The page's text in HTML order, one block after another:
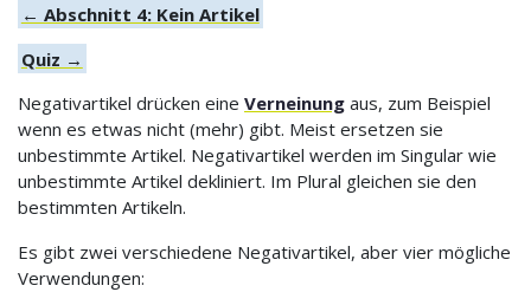
← Abschnitt 4: Kein Artikel
Quiz →
Negativartikel drücken eine Verneinung aus, zum Beispiel
wenn es etwas nicht (mehr) gibt. Meist ersetzen sie
unbestimmte Artikel. Negativartikel werden im Singular wie
unbestimmte Artikel dekliniert. Im Plural gleichen sie den
bestimmten Artikeln.
Es gibt zwei verschiedene Negativartikel, aber vier mögliche
Verwendungen: